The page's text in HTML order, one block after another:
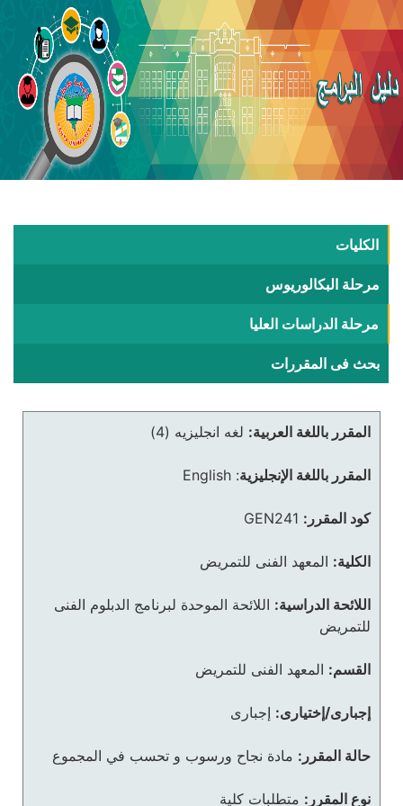
الكليات
مرحلة البكالوريوس
مرحلة الدراسات العليا
بحث فى المقررات
المقرر باللغة العربية: لغه انجليزيه (4)
المقرر باللغة الإنجليزية:
English
كود المقرر: GEN241
الكلية: المعهد الفنى للتمريض
اللائحة الدراسية: اللائحة الموحدة لبرنامج الدبلوم الفنى
للتمريض
القسم: المعهد الفنى للتمريض
إجبارى/إختيارى: إجبارى
حالة المقرر: مادة نجاح ورسوب و تحسب في المجموع
نوع المقرر: متطلبات كلية